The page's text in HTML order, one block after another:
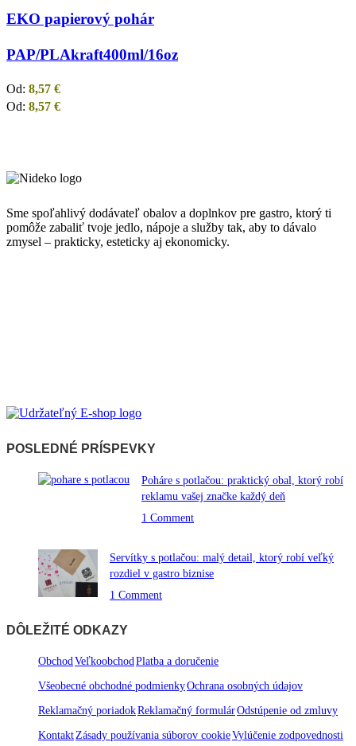
EKO papierový pohár
PAP/PLAkraft400ml/16oz
Od: 8,57 €
Od: 8,57 €
Sme spoľahlivý dodávateľ obalov a doplnkov pre gastro, ktorý ti
pomôže zabaliť tvoje jedlo, nápoje a služby tak, aby to dávalo
zmysel – prakticky, esteticky aj ekonomicky.
POSLEDNÉ PRÍSPEVKY
Poháre s potlačou: praktický obal, ktorý robí
reklamu vašej značke každý deň
1 Comment
Servítky s potlačou: malý detail, ktorý robí veľký
rozdiel v gastro biznise
1 Comment
DÔLEŽITÉ ODKAZY
ObchodVeľkoobchodPlatba a doručenie
Všeobecné obchodné podmienkyOchrana osobných údajov
Reklamačný poriadokReklamačný formulárOdstúpenie od zmluvy
KontaktZásady používania súborov cookieVylúčenie zodpovednosti